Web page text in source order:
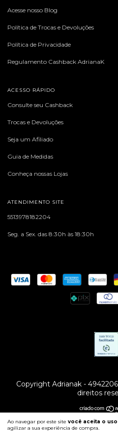
Ao navegar por este site você aceita o
agilizar a sua experiência de compra.
Acesse nosso Blog
Política de Trocas e Devoluções
Política de Privacidade
Regulamento Cashback AdrianaK
ACESSO RÁPIDO
Consulte seu Cashback
Trocas e Devoluções
Seja um Afiliado
Guia de Medidas
Conheça nossas Lojas
ATENDIMENTO SITE
5513978182204
Seg. a Sex. das 8:30h às 18:30h
Copyright Adrianak -
direitos